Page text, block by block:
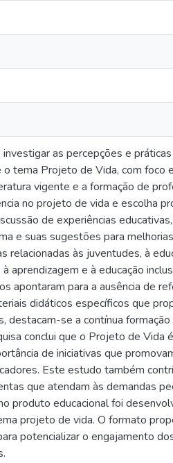
as percepções e
tema Projeto de Vida, com
vigente e a formação de
no projeto de vida e escolha
de experiências
e suas sugestões para
relacionadas às juventudes, à
aprendizagem e à educação
apontaram para a ausência de
didáticos específicos que
destacam-se a contínua
conclui que o Projeto de Vida
de iniciativas que
Este estudo também
que atendam às demandas
produto educacional foi
projeto de vida. O formato
potencializar o engajamento